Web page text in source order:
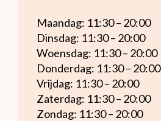
Maandag: 11:30 – 20:00
Dinsdag: 11:30 – 20:00
Woensdag: 11:30 – 20:00
Donderdag: 11:30 – 20:00
Vrijdag: 11:30 – 20:00
Zaterdag: 11:30 – 20:00
Zondag: 11:30 – 20:00